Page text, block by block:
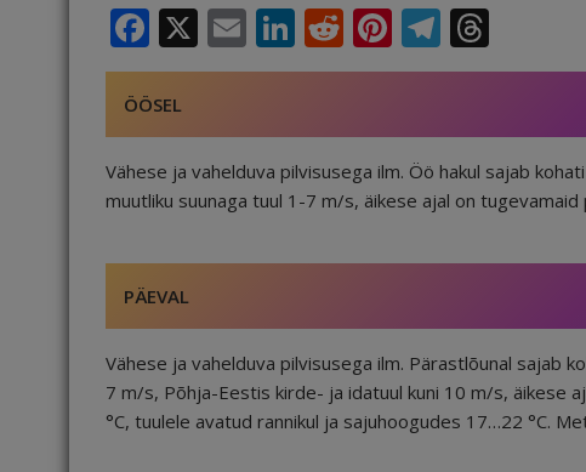
F
a
c
e
b
o
o
k
X E
m
l
Li
n
e
dI
n
R
e
di
t
Pi
n
r
e
st
T
el
g
ra
m
h
e
a
d
s
ÖÖSEL
Vähese ja vahelduva pilvisusega ilm. Öö hakul sajab
muutliku suunaga tuul 1-7 m/s, äikese ajal on
PÄEVAL
Vähese ja vahelduva pilvisusega ilm. Pärastlõunal sajab
7 m/s, Põhja-Eestis kirde- ja idatuul kuni 10 m/s, äikese
°C, tuulele avatud rannikul ja sajuhoogudes 17…22 °C.